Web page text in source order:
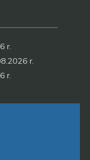
r.
r.
r.